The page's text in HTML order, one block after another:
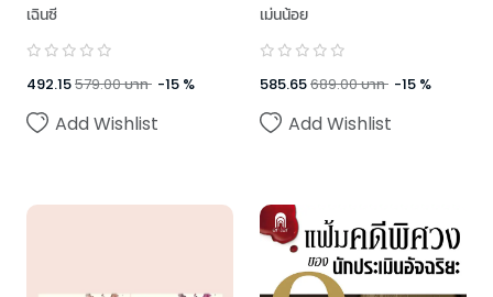
เฉินซี
492.15579.00บาท -15 %
Add Wishlist
เม่นน้อย
585.65689.00บาท -15 %
Add Wishlist